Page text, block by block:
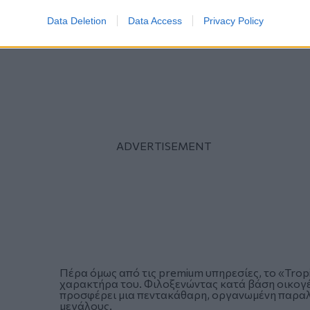
Data Deletion Data Access Privacy Policy
ευρώ, ενώ όλες οι υπόλοιπες ξαπλώστρες
Πέρα όμως από τις premium υπηρεσίες, το
χαρακτήρα του. Φιλοξενώντας κατά βάση
προσφέρει μια πεντακάθαρη, οργανωμένη
μεγάλους.